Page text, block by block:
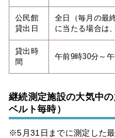
公民館
貸出日
全日（毎月の最
に当たる場合は
貸出時
間
午前9時30分～
継続測定施設の大気中
ベルト毎時）
※5月31日までに測定した